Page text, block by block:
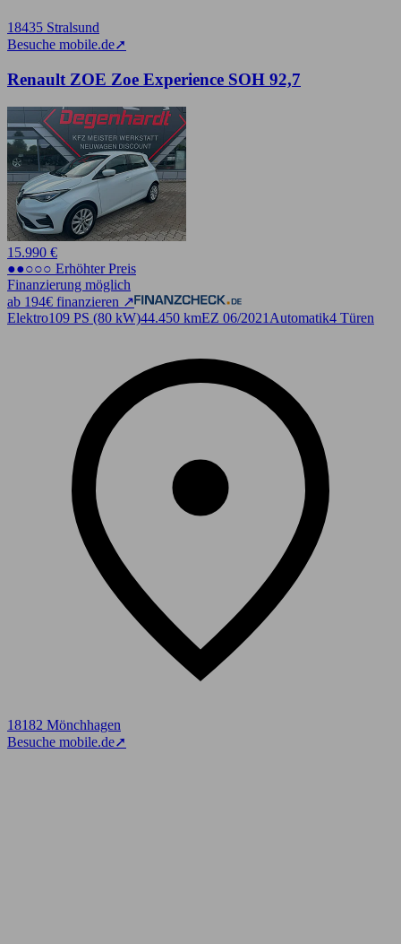
18435 Stralsund
Besuche mobile.de➚
Renault ZOE Zoe Experience SOH 92,7
15.990 €
●●○○○ Erhöhter Preis
Finanzierung möglich
ab 194€ finanzieren ↗
Elektro109 PS (80 kW)44.450 kmEZ 06/2021 Automatik4 Türen
18182 Mönchhagen
Besuche mobile.de➚